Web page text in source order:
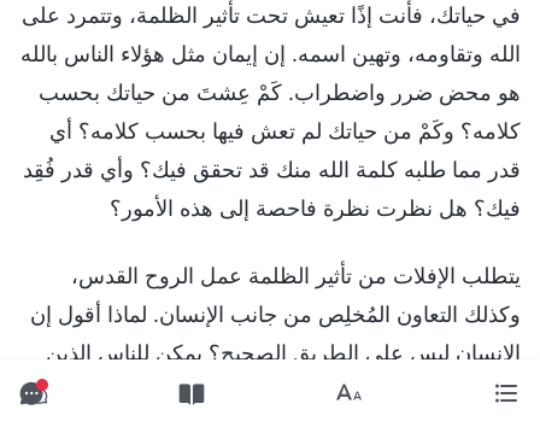
في حياتك، فأنت إذًا تعيش تحت تأثير الظلمة، وتتمرد على
الله وتقاومه، وتهين اسمه. إن إيمان مثل هؤلاء الناس بالله
هو محض ضرر واضطراب. كَمْ عِشتَ من حياتك بحسب
كلامه؟ وكَمْ من حياتك لم تعش فيها بحسب كلامه؟ أي
قدر مما طلبه كلمة الله منك قد تحقق فيك؟ وأي قدر فُقِد
فيك؟ هل نظرت نظرة فاحصة إلى هذه الأمور؟
يتطلب الإفلات من تأثير الظلمة عمل الروح القدس،
وكذلك التعاون المُخلِص من جانب الإنسان. لماذا أقول إن
الإنسان ليس على الطريق الصحيح؟ يمكن للناس الذين
على الطريق الصحيح أن يسلموا قلوبهم أولًا لله. هذه